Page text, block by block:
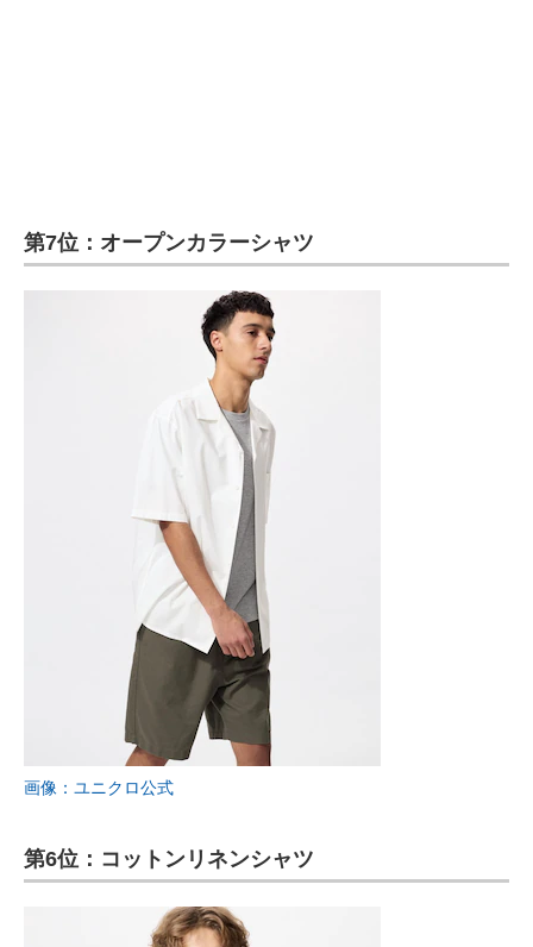
第7位：オープンカラーシャツ
画像：ユニクロ公式
第6位：コットンリネンシャツ